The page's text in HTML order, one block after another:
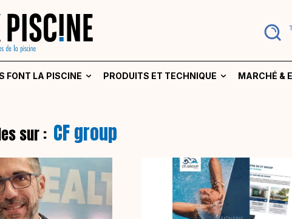
FONT LA PISCINE PRODUITS ET TECHNIQUE MARCHÉ &
sur : CF group